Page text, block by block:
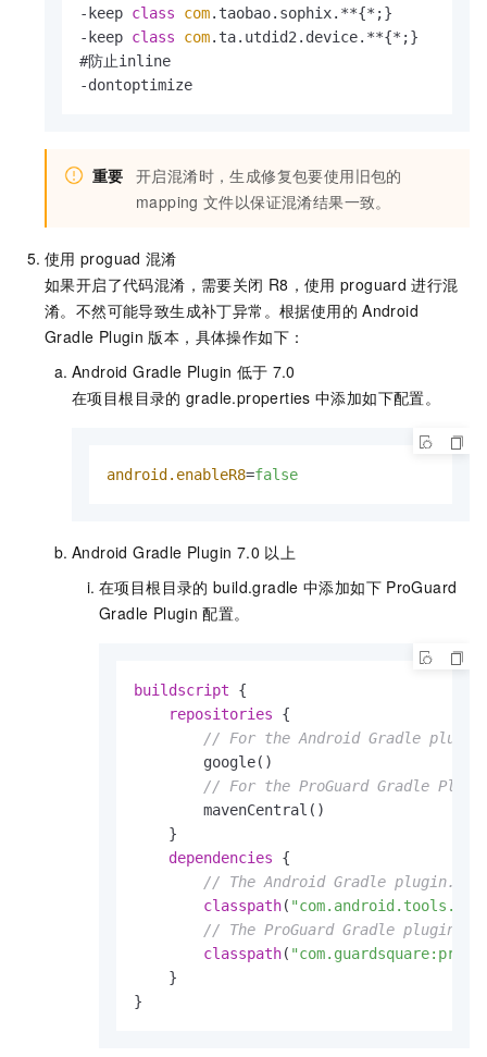
-keep class com. taobao. sophix.**{*;}
-keep class com. ta. utdid2. device.**{*;}
#防止inline
-dontoptimize
重要 开启混淆时，生成修复包要使用旧包的
mapping 文件以保证混淆结果一致。
使用 proguad 混淆
如果开启了代码混淆，需要关闭 R8，使用 proguard 进行混
淆。不然可能导致生成补丁异常。根据使用的 Android
Gradle Plugin 版本，具体操作如下：
Android Gradle Plugin 低于 7.0
在项目根目录的 gradle.properties 中添加如下配置。
android.enableR8=false
Android Gradle Plugin 7.0 以上
在项目根目录的 build.gradle 中添加如下 ProGuard
Gradle Plugin 配置。
buildscript {
repositories {
// For the Android Gradle
        google()
// For the ProGuard Gradle
        mavenCentral()
    }
dependencies {
// The Android Gradle plugin.
classpath(
// The ProGuard Gradle plugin.
classpath(
    }
}